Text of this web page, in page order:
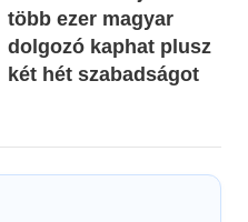
több ezer magyar
dolgozó kaphat plusz
két hét szabadságot